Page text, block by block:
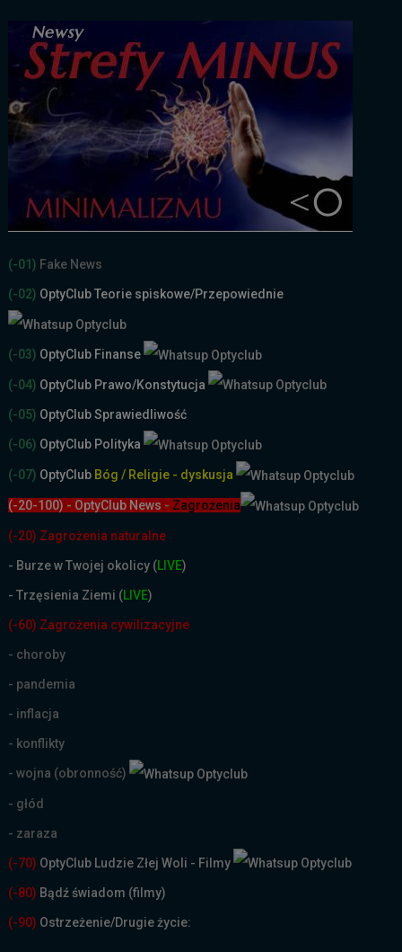
(-01) Fake News
(-02) OptyClub Teorie spiskowe/Przepowiednie
(-03) OptyClub Finanse
(-04) OptyClub Prawo/Konstytucja
(-05) OptyClub Sprawiedliwość
(-06) OptyClub Polityka
(-07) OptyClub Bóg / Religie - dyskusja
(-20-100) - OptyClub News - Zagrożenia
(-20) Zagrożenia naturalne
- Burze w Twojej okolicy (LIVE)
- Trzęsienia Ziemi (LIVE)
(-60) Zagrożenia cywilizacyjne
- choroby
- pandemia
- inflacja
- konflikty
- wojna (obronność)
- głód
- zaraza
(-70) OptyClub Ludzie Złej Woli - Filmy
(-80) Bądź świadom (filmy)
(-90) Ostrzeżenie/Drugie życie: